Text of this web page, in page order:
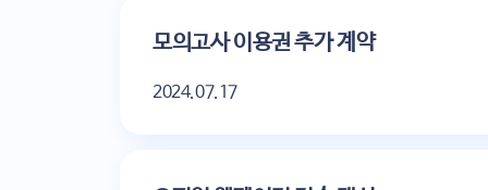
모의고사 이용권 추가 계약
2024.07.17